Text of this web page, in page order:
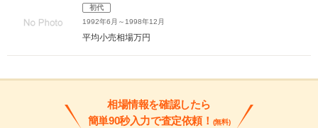
初代
1992年6月～1998年12月
平均小売相場万円
相場情報を確認したら
簡単90秒入力で査定依頼！ (無料)